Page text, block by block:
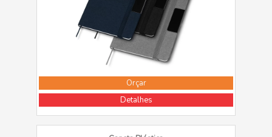
Orçar
Detalhes